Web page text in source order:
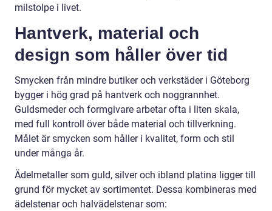
milstolpe i livet.
Hantverk, material och
design som håller över tid
Smycken från mindre butiker och verkstäder i Göteborg
bygger i hög grad på hantverk och noggrannhet.
Guldsmeder och formgivare arbetar ofta i liten skala,
med full kontroll över både material och tillverkning.
Målet är smycken som håller i kvalitet, form och stil
under många år.
Ädelmetaller som guld, silver och ibland platina ligger till
grund för mycket av sortimentet. Dessa kombineras med
ädelstenar och halvädelstenar som: